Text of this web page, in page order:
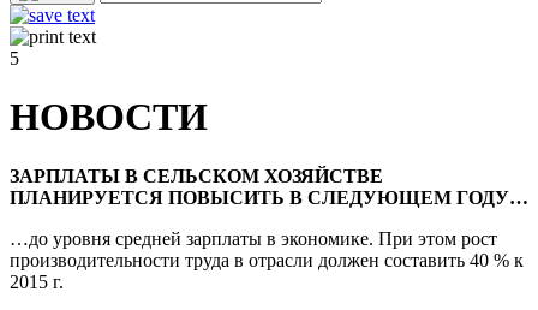
5
НОВОСТИ
ЗАРПЛАТЫ В СЕЛЬСКОМ ХОЗЯЙСТВЕ
ПЛАНИРУЕТСЯ ПОВЫСИТЬ В СЛЕДУЮЩЕМ ГОДУ…
…до уровня средней зарплаты в экономике. При этом рост
производительности труда в отрасли должен составить 40 % к
2015 г.